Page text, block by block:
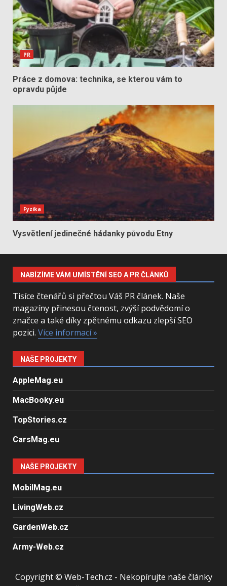
PR
Práce z domova: technika, se kterou vám to
opravdu půjde
Fyzika
Vysvětlení jedinečné hádanky původu Etny
NABÍZÍME VÁM UMÍSTĚNÍ SEO A PR ČLÁNKŮ
Tisíce čtenářů si přečtou Váš PR článek. Naše
magazíny přinesou čtenost, zvýší podvědomí o
značce a také díky zpětnému odkazu zlepší SEO
pozici. Více informací »
NAŠE PROJEKTY
AppleMag.eu
MacBooky.eu
TopStories.cz
CarsMag.eu
NAŠE PROJEKTY
MobilMag.eu
LivingWeb.cz
GardenWeb.cz
Army-Web.cz
Copyright © Web-Tech.cz - Nekopírujte naše články